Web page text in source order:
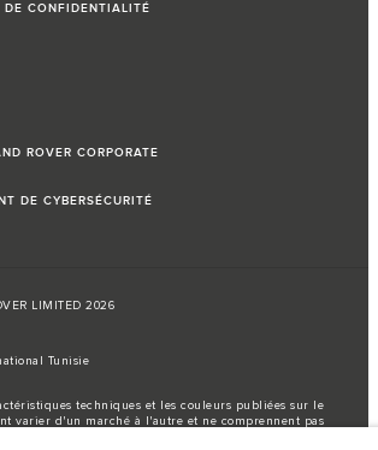
DE CONFIDENTIALITÉ
ROVER CORPORATE
DE CYBERSÉCURITÉ
LIMITED 2026
Tunisie
techniques et les couleurs publiées sur le
varier d'un marché à l'autre et ne comprennent pas